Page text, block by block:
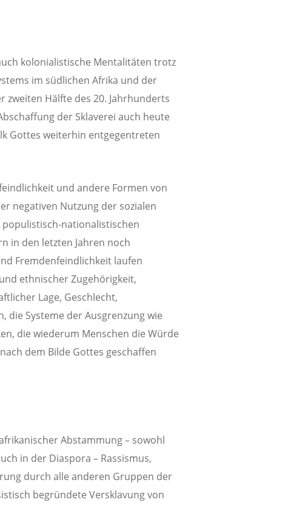
kolonialistische Mentalitäten trotz
im südlichen Afrika und der
zweiten Hälfte des 20. Jahrhunderts
der Sklaverei auch heute
Gottes weiterhin entgegentreten
und andere Formen von
negativen Nutzung der sozialen
nationalistischen
in den letzten Jahren noch
Fremdenfeindlichkeit laufen
ethnischer Zugehörigkeit,
Lage, Geschlecht,
die Systeme der Ausgrenzung wie
die wiederum Menschen die Würde
dem Bilde Gottes geschaffen
Abstammung – sowohl
in der Diaspora – Rassismus,
durch alle anderen Gruppen der
begründete Versklavung von